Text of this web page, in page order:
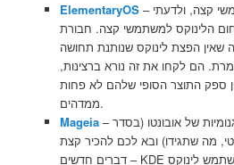
ElementaryOS– הפצת לינוקס מעולה למשתמשי קצה, ולדעתי
הלינוקס למשתמשי קצה. חבורת
הפצת לינוקס שנותנת תחושה
הם לקחו את זה נורא ברצינות,
ספק התוצר הסופי שלהם לא פחות
ממדהים.
Mageia– אולי נמאס לכם קצת מהגנומיות של אובונטו (בסדר
מה שתגידו) ובא לכם להכיר קצת
דברים חדשים – KDE זה ממש אחלה, וכל משתמש לינוקס